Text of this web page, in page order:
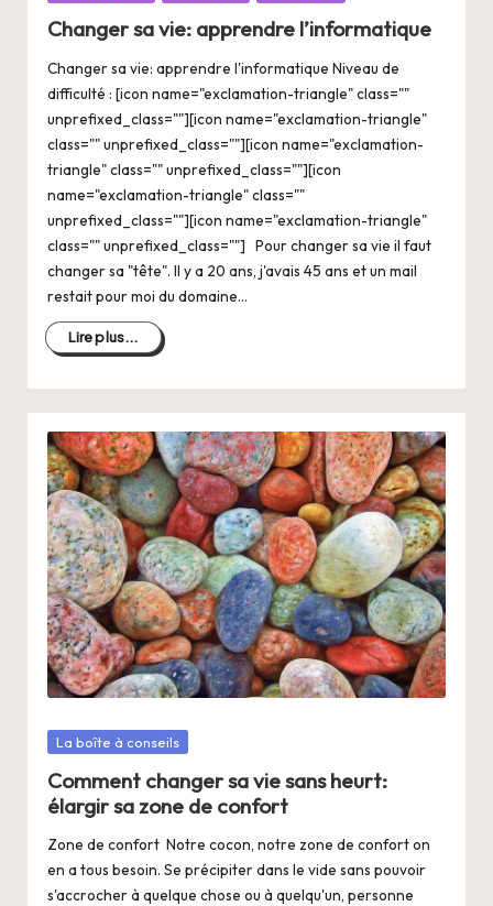
Changer sa vie: apprendre l’informatique
Changer sa vie: apprendre l'informatique Niveau de
difficulté : [icon name="exclamation-triangle" class=""
unprefixed_class=""][icon name="exclamation-triangle"
class="" unprefixed_class=""][icon name="exclamation-
triangle" class="" unprefixed_class=""][icon
name="exclamation-triangle" class=""
unprefixed_class=""][icon name="exclamation-triangle"
class="" unprefixed_class=""] Pour changer sa vie il faut
changer sa "tête". Il y a 20 ans, j'avais 45 ans et un mail
restait pour moi du domaine…
Lire plus...
Posté
La boîte à conseils
Comment changer sa vie sans heurt:
élargir sa zone de confort
Zone de confort Notre cocon, notre zone de confort on
en a tous besoin. Se précipiter dans le vide sans pouvoir
s'accrocher à quelque chose ou à quelqu'un, personne